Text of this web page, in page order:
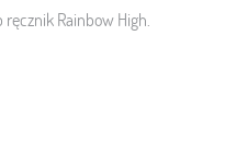
Rainbow High.